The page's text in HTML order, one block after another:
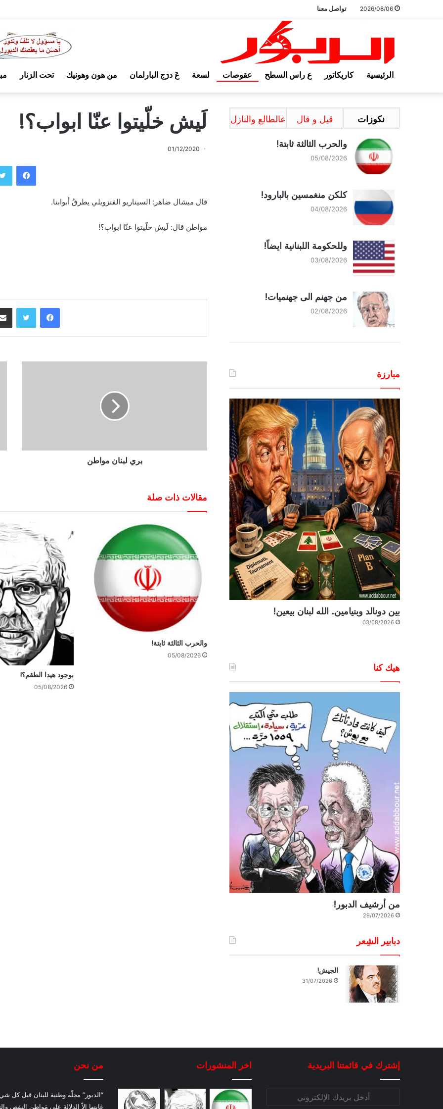
تواصل معنا
الرئيسية كاريكاتور ع راس السطح عقوصات لسعة عَ درَج البارلمان من هون وهونيك تحت الزنار
لَيش خلّيتوا عنّا ابواب؟!
01/12/2020
فيسبوك
قال ميشال ضاهر: السيناريو الفنزويلي يطرقُ أبوابنا.
مواطن قال: لَيش خلّيتوا عنّا ابواب؟!
فيسبوك
بري لبنان مواطن
مقالات ذات صلة
والحرب الثالثة ثابتة!
05/08/2026
بوجود هيدا الطقم؟!
05/08/2026
نكوزات قيل و قال عالطالع والنازل
والحرب الثالثة ثابتة!
05/08/2026
كلكن منغمسين بالبارود!
04/08/2026
وللحكومة اللبنانية ايضاً!
03/08/2026
من جهنم الى جهنميات!
02/08/2026
مبارزة
بين دونالد وبنيامين.. الله لبنان بيعين!
03/08/2026
هيك كنا
من أرشيف الدبور!
29/07/2026
دبابير الشِعر
الجيش!
31/07/2026
إشترك في قائمتنا البريدية اخر المنشورات من نحن
“الدبور” مجلّة وطنية للبنان قبل كل
غايتها إلاّ الدلالة على مَواطن النقص